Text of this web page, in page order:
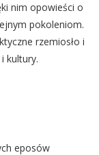
nim opowieści o
pokoleniom.
rzemiosło i
kultury.
eposów